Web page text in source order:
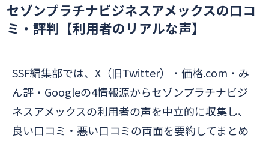
セゾンプラチナビジネスアメックスの口コ
ミ・評判【利用者のリアルな声】
SSF編集部では、X（旧Twitter）・価格.com・み
ん評・Googleの4情報源からセゾンプラチナビジ
ネスアメックスの利用者の声を中立的に収集し、
良い口コミ・悪い口コミの両面を要約してまとめ